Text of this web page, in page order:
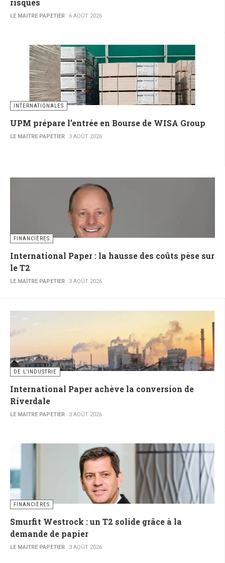
risques
LE MAITRE PAPETIER 6 AOÛT 2026
INTERNATIONALES
UPM prépare l’entrée en Bourse de WISA Group
LE MAITRE PAPETIER 3 AOÛT 2026
FINANCIÈRES
International Paper : la hausse des coûts pèse sur
le T2
LE MAITRE PAPETIER 3 AOÛT 2026
DE L’INDUSTRIE
International Paper achève la conversion de
Riverdale
LE MAITRE PAPETIER 3 AOÛT 2026
FINANCIÈRES
Smurfit Westrock : un T2 solide grâce à la
demande de papier
LE MAITRE PAPETIER 3 AOÛT 2026